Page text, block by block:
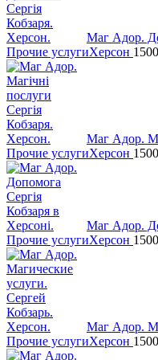
Маг Адор.
Прочие услугиХерсон
Маг Адор.
Прочие услугиХерсон
Маг Адор.
Прочие услугиХерсон
Маг Адор.
Прочие услугиХерсон